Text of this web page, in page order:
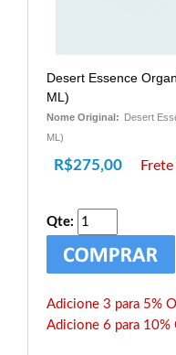
Desert Essence
ML)
Nome Original: Desert
ML)
R$275,00
Qte:
Adicione 3 para 5%
Adicione 6 para 10%